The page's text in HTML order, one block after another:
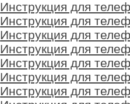
Инструкция для
Инструкция для
Инструкция для
Инструкция для
Инструкция для
Инструкция для
Инструкция для